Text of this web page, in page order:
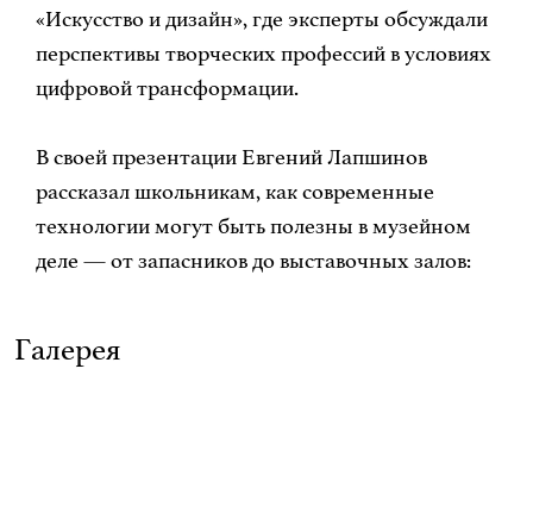
«Искусство и дизайн», где эксперты обсуждали
перспективы творческих профессий в условиях
цифровой трансформации.
В своей презентации Евгений Лапшинов
рассказал школьникам, как современные
технологии могут быть полезны в музейном
деле — от запасников до выставочных залов:
Галерея